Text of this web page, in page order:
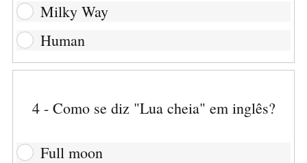
Milky Way
Human
4 - Como se diz "Lua cheia" em inglês?
Full moon